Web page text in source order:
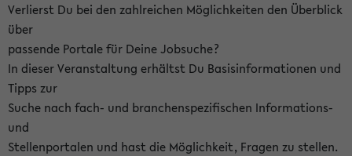
Verlierst Du bei den zahlreichen Möglichkeiten den Überblick
über
passende Portale für Deine Jobsuche?
In dieser Veranstaltung erhältst Du Basisinformationen und
Tipps zur
Suche nach fach- und branchenspezifischen Informations-
und
Stellenportalen und hast die Möglichkeit, Fragen zu stellen.